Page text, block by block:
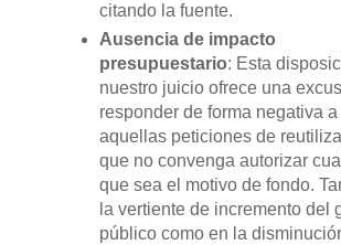
citando la fuente.
Ausencia de impacto
presupuestario: Esta
nuestro juicio ofrece una
responder de forma negativa
aquellas peticiones de
que no convenga autorizar
que sea el motivo de fondo.
la vertiente de incremento del
público como en la